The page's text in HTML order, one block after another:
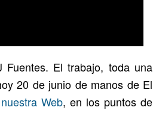
Fuentes. El trabajo, toda una
20 de junio de manos de El
nuestra Web, en los puntos de